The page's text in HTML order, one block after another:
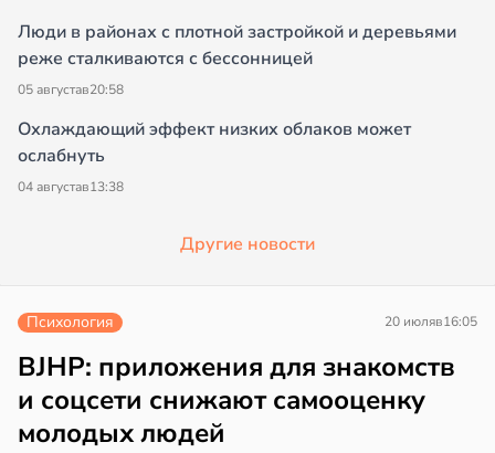
Люди в районах с плотной застройкой и деревьями
реже сталкиваются с бессонницей
05 августав20:58
Охлаждающий эффект низких облаков может
ослабнуть
04 августав13:38
Другие новости
Психология 20 июляв16:05
BJHP: приложения для знакомств
и соцсети снижают самооценку
молодых людей